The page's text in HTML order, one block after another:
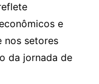
e
nos setores
da jornada de